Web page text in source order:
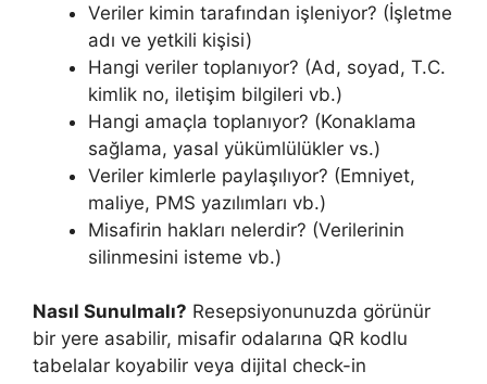
Veriler kimin tarafından işleniyor? (İşletme
adı ve yetkili kişisi)
Hangi veriler toplanıyor? (Ad, soyad, T.C.
kimlik no, iletişim bilgileri vb.)
Hangi amaçla toplanıyor? (Konaklama
sağlama, yasal yükümlülükler vs.)
Veriler kimlerle paylaşılıyor? (Emniyet,
maliye, PMS yazılımları vb.)
Misafirin hakları nelerdir? (Verilerinin
silinmesini isteme vb.)
Nasıl Sunulmalı? Resepsiyonunuzda görünür
bir yere asabilir, misafir odalarına QR kodlu
tabelalar koyabilir veya dijital check-in